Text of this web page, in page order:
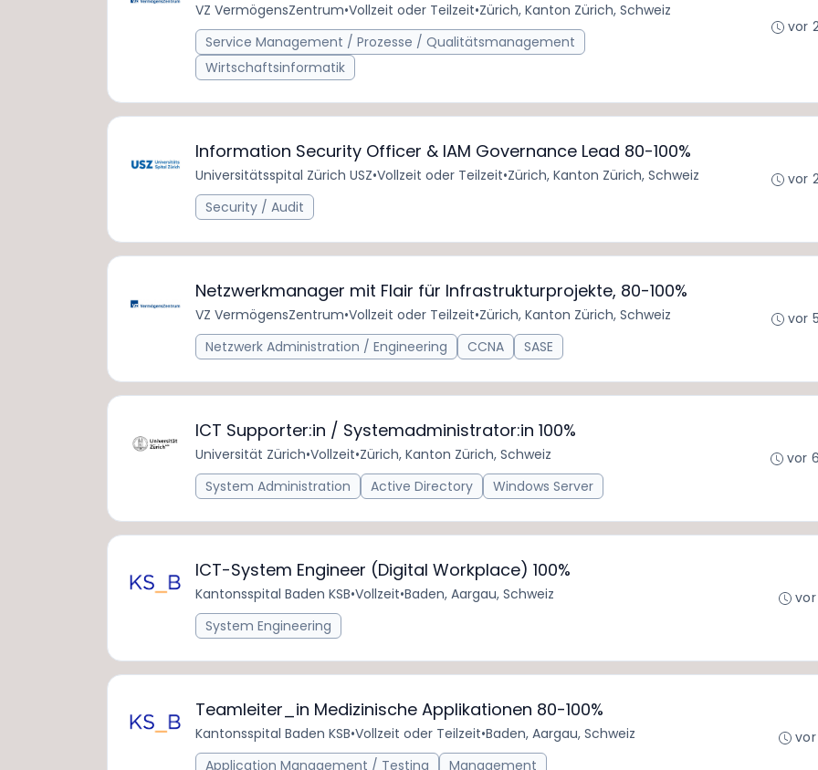
VZ VermögensZentrum•Vollzeit oder Teilzeit•Zürich, Kanton Zürich, Schweiz
Service Management / Prozesse / Qualitätsmanagement
Wirtschaftsinformatik
vor
Information Security Officer & IAM Governance Lead 80-100%
Universitätsspital Zürich USZ•Vollzeit oder Teilzeit•Zürich, Kanton Zürich, Schweiz
Security / Audit
vor
Netzwerkmanager mit Flair für Infrastrukturprojekte, 80-100%
VZ VermögensZentrum•Vollzeit oder Teilzeit•Zürich, Kanton Zürich, Schweiz
Netzwerk Administration / Engineering
CCNA SASE
vor
ICT Supporter:in / Systemadministrator:in 100%
Universität Zürich•Vollzeit•Zürich, Kanton Zürich, Schweiz
System Administration
Active Directory Windows Server
vor
ICT-System Engineer (Digital Workplace) 100%
Kantonsspital Baden KSB•Vollzeit•Baden, Aargau, Schweiz
System Engineering
vor
Teamleiter_in Medizinische Applikationen 80-100%
Kantonsspital Baden KSB•Vollzeit oder Teilzeit•Baden, Aargau, Schweiz
Application Management / Testing
Management
vor